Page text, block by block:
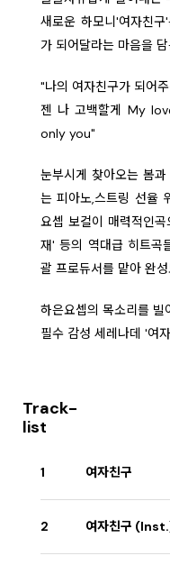
새로운 하모니'여자친
가 되어달라는 마음을
"나의 여자친구가 되어
젠 나 고백할게 My
only you"
눈부시게 찾아오는 봄
는 피아노,스트링 선율
요셉 보컬이 매력적인
재' 등의 역대급 히트곡
괄 프로듀서를 맡아 완
하은요셉의 목소리를 빌
필수 감성 세레나데 '여
Track-
list
1 여자친구
2 여자친구